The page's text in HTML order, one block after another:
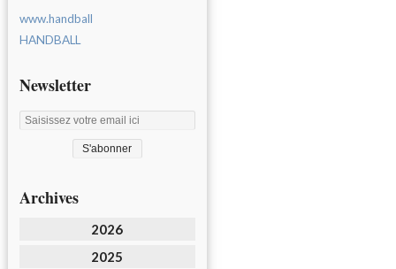
www.handball
HANDBALL
Newsletter
Archives
2026
2025